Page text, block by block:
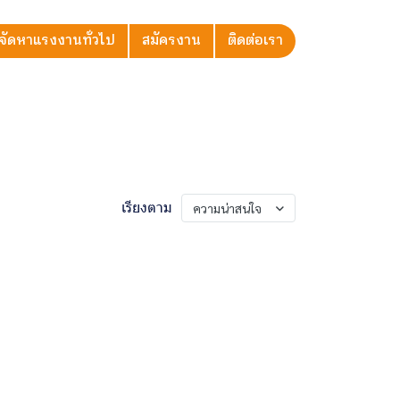
ดหาแรงงานทั่วไป สมัครงาน ติดต่อเรา
เรียงตาม ความน่าสนใจ